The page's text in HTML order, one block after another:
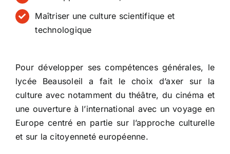
Maîtriser une culture scientifique et
technologique
Pour développer ses compétences générales, le
lycée Beausoleil a fait le choix d’axer sur la
culture avec notamment du théâtre, du cinéma et
une ouverture à l’international avec un voyage en
Europe centré en partie sur l’approche culturelle
et sur la citoyenneté européenne.